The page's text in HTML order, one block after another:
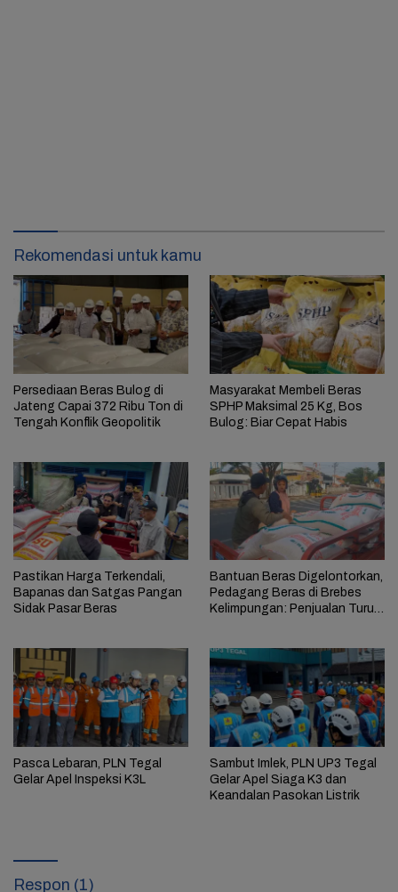
Rekomendasi untuk kamu
Persediaan Beras Bulog di
Jateng Capai 372 Ribu Ton di
Tengah Konflik Geopolitik
Masyarakat Membeli Beras
SPHP Maksimal 25 Kg, Bos
Bulog: Biar Cepat Habis
Pastikan Harga Terkendali,
Bapanas dan Satgas Pangan
Sidak Pasar Beras
Bantuan Beras Digelontorkan,
Pedagang Beras di Brebes
Kelimpungan: Penjualan Turun
Pasca Lebaran, PLN Tegal
Gelar Apel Inspeksi K3L
Sambut Imlek, PLN UP3 Tegal
Gelar Apel Siaga K3 dan
Keandalan Pasokan Listrik
Respon (1)